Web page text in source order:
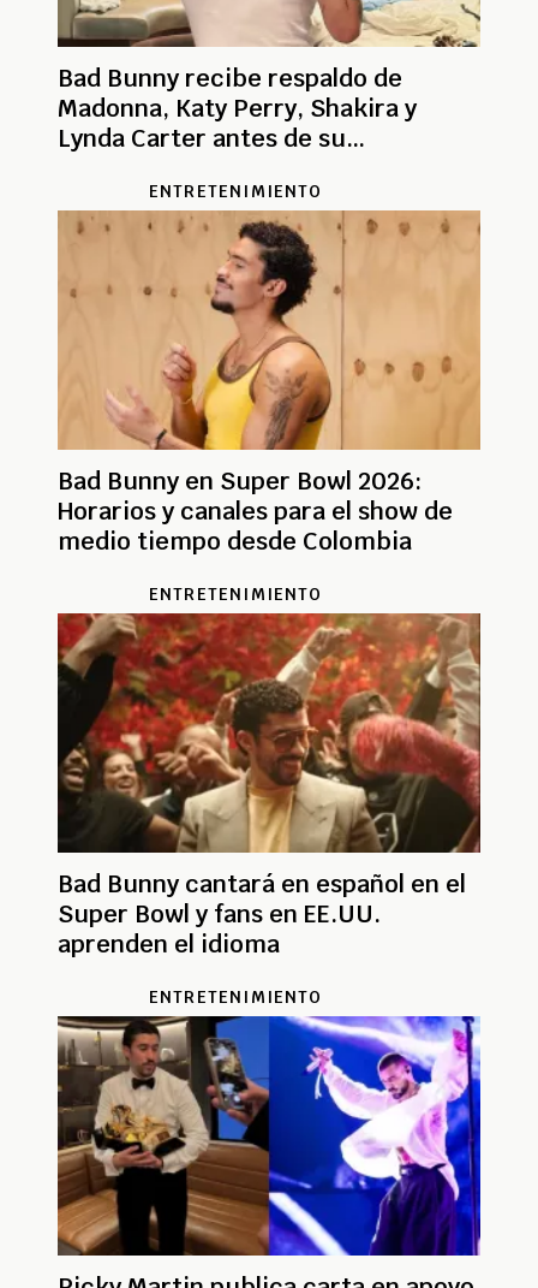
Bad Bunny recibe respaldo de
Madonna, Katy Perry, Shakira y
Lynda Carter antes de su
ENTRETENIMIENTO
Bad Bunny en Super Bowl 2026:
Horarios y canales para el show de
medio tiempo desde Colombia
ENTRETENIMIENTO
Bad Bunny cantará en español en el
Super Bowl y fans en EE.UU.
aprenden el idioma
ENTRETENIMIENTO